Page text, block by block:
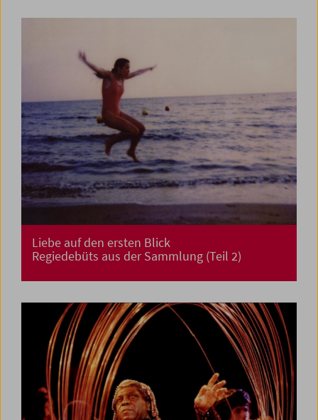
Liebe auf den ersten Blick
Regiedebüts aus der Sammlung (Teil 2)